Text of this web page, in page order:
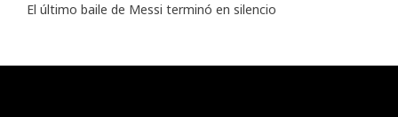
El último baile de Messi terminó en silencio